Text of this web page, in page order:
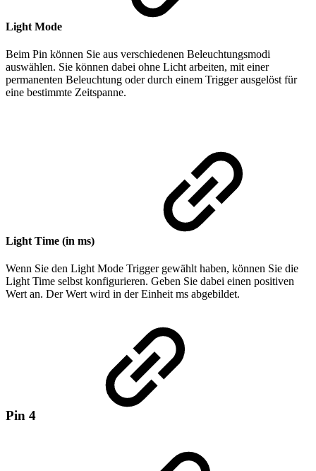
Light Mode
Beim Pin können Sie aus verschiedenen Beleuchtungsmodi
auswählen. Sie können dabei ohne Licht arbeiten, mit einer
permanenten Beleuchtung oder durch einem Trigger ausgelöst für
eine bestimmte Zeitspanne.
Light Time (in ms)
Wenn Sie den Light Mode Trigger gewählt haben, können Sie die
Light Time selbst konfigurieren. Geben Sie dabei einen positiven
Wert an. Der Wert wird in der Einheit ms abgebildet.
Pin 4